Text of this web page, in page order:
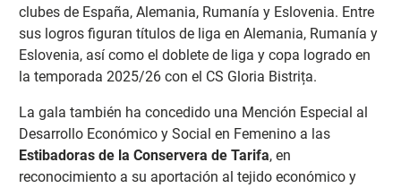
clubes de España, Alemania, Rumanía y Eslovenia. Entre
sus logros figuran títulos de liga en Alemania, Rumanía y
Eslovenia, así como el doblete de liga y copa logrado en
la temporada 2025/26 con el CS Gloria Bistrița.
La gala también ha concedido una Mención Especial al
Desarrollo Económico y Social en Femenino a las
Estibadoras de la Conservera de Tarifa, en
reconocimiento a su aportación al tejido económico y